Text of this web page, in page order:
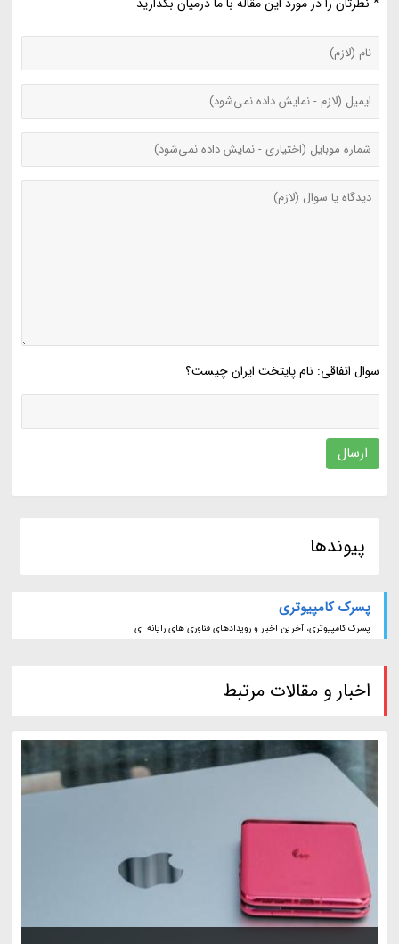
سوال اتفاقی: نام پایتخت ایران چیست؟
ارسال
پیوندها
پسرک کامپیوتری
پسرک کامپیوتری، آخرین اخبار و رویدادهای فناوری های رایانه ای
اخبار و مقالات مرتبط